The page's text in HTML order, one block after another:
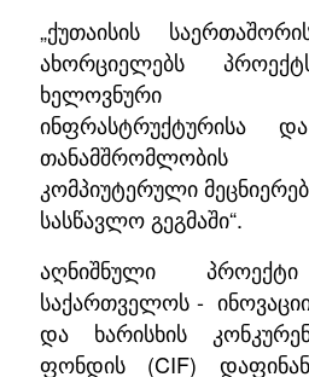
„ქუთაისის
ახორციელებს
ხელოვნური
ინფრასტრუქტურისა
თანამშრომლობის
კომპიუტერული
სასწავლო გეგმაში“.
აღნიშნული
საქართველოს -
და ხარისხის
ფონდის (CIF)